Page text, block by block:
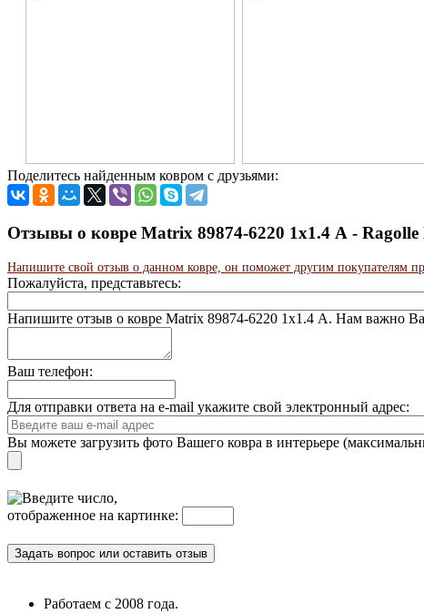
Поделитесь найденным ковром с друзьями:
Отзывы о ковре Matrix 89874-6220 1x1.4 А -
Напишите свой отзыв о данном ковре, он поможет другим покупателям
Пожалуйста, представьтесь:
Напишите отзыв о ковре Matrix 89874-6220 1x1.4 А. Нам важно
Ваш телефон:
Для отправки ответа на e-mail укажите свой электронный адрес:
Вы можете загрузить фото Вашего ковра в интерьере
Введите число,
отображенное на картинке:
Работаем с 2008 года.